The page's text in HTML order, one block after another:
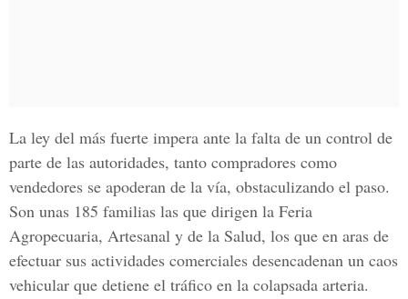
La ley del más fuerte impera ante la falta de un control de
parte de las autoridades, tanto compradores como
vendedores se apoderan de la vía, obstaculizando el paso.
Son unas 185 familias las que dirigen la Feria
Agropecuaria, Artesanal y de la Salud, los que en aras de
efectuar sus actividades comerciales desencadenan un caos
vehicular que detiene el tráfico en la colapsada arteria.